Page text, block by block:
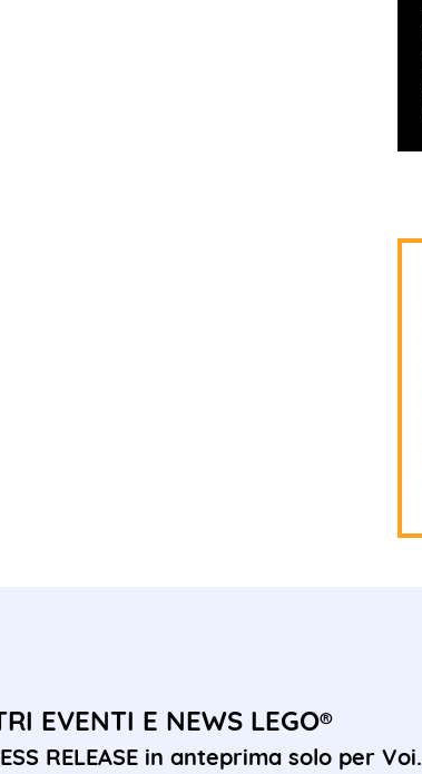
EVENTI E NEWS LEGO®
RELEASE in anteprima solo per Voi.